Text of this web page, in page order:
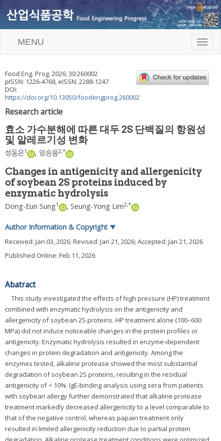
T
o
l
e
g
MENU
Food Eng. Prog. 2026; 30:260002
pISSN: 1226-4768, eISSN: 2288-1247
DOI:
https://doi.org/10.13050/foodengprog.260002
Research article
효소 가수분해에 따른 대두 2S 단백질의 항원성
및 알레르기성 변화
성동은1 , 임승용2,*
Changes in antigenicity and allergenicity
of soybean 2S proteins induced by
enzymatic hydrolysis
Dong-Eun Sung1 , Seung-Yong Lim2,*
Author Information & Copyright ▼
Received: Jan 03, 2026; Revised: Jan 21, 2026; Accepted: Jan 21, 2026
Published Online: Feb 11, 2026
Abatract
This study investigated the effects of high pressure (HP) treatment
combined with enzymatic hydrolysis on the antigenicity and
allergenicity of soybean 2S proteins. HP treatment alone (100–600
MPa) did not induce noticeable changes in the protein profiles or
antigenicity. Enzymatic hydrolysis resulted in enzyme-dependent
changes in protein degradation and antigenicity. Among the
enzymes tested, alkaline protease showed the most substantial
degradation of soybean 2S proteins, resulting in the residual
antigenicity of < 10%. IgE-binding analysis using sera from patients
with soybean allergy further demonstrated that alkaline protease
treatment markedly decreased allergenicity to a level comparable to
that of the negative control, whereas papain treatment only
resulted in limited allergenicity reduction due to partial protein